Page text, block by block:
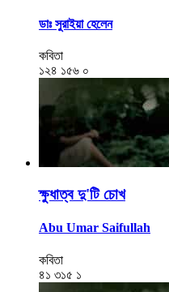
ডাঃ সুরাইয়া হেলেন
কবিতা
১২৪ ১৫৬ ০
ক্ষুধাত্ব দু'টি চোখ
Abu Umar Saifullah
কবিতা
৪১ ৩১৫ ১